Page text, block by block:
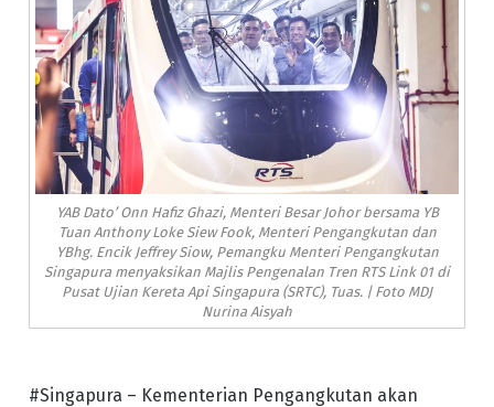
YAB Dato’ Onn Hafiz Ghazi, Menteri Besar Johor bersama YB
Tuan Anthony Loke Siew Fook, Menteri Pengangkutan dan
YBhg. Encik Jeffrey Siow, Pemangku Menteri Pengangkutan
Singapura menyaksikan Majlis Pengenalan Tren RTS Link 01 di
Pusat Ujian Kereta Api Singapura (SRTC), Tuas. | Foto MDJ
Nurina Aisyah
#Singapura – Kementerian Pengangkutan akan